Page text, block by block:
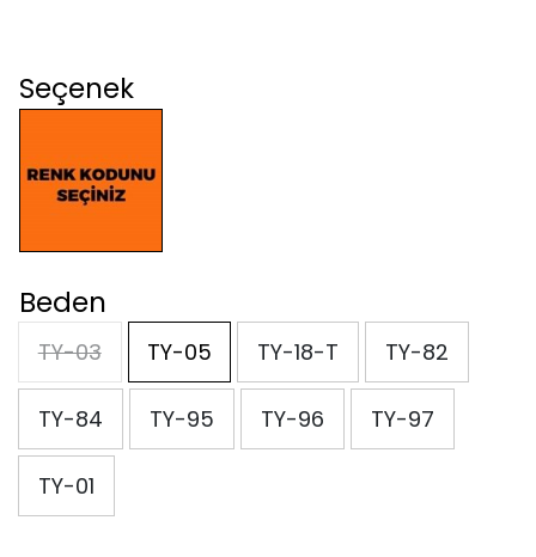
Seçenek
Beden
TY-03 TY-05 TY-18-T TY-82
TY-84 TY-95 TY-96 TY-97
TY-01